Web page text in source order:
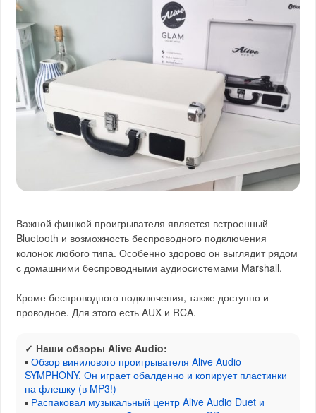
Важной фишкой проигрывателя является встроенный
Bluetooth и возможность беспроводного подключения
колонок любого типа. Особенно здорово он выглядит рядом
с домашними беспроводными аудиосистемами Marshall.
Кроме беспроводного подключения, также доступно и
проводное. Для этого есть AUX и RCA.
✓ Наши обзоры Alive Audio:
▪Обзор винилового проигрывателя Alive Audio
SYMPHONY. Он играет обалденно и копирует пластинки
на флешку (в MP3!)
▪ Распаковал музыкальный центр Alive Audio Duet и